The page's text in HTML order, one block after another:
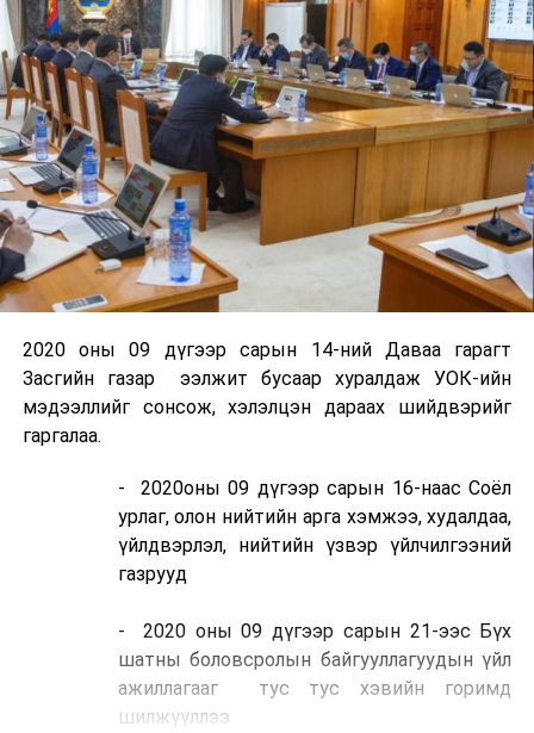
2020 оны 09 дүгээр сарын 14-ний Даваа гарагт
Засгийн газар ээлжит бусаар хуралдаж УОК-ийн
мэдээллийг сонсож, хэлэлцэн дараах шийдвэрийг
гаргалаа.
- 2020оны 09 дүгээр сарын 16-наас Соёл
урлаг, олон нийтийн арга хэмжээ, худалдаа,
үйлдвэрлэл, нийтийн үзвэр үйлчилгээний
газрууд
- 2020 оны 09 дүгээр сарын 21-ээс Бүх
шатны боловсролын байгууллагуудын үйл
ажиллагааг тус тус хэвийн горимд
шилжүүллээ